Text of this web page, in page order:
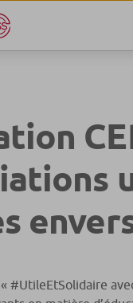
#UtileEtSolidaire